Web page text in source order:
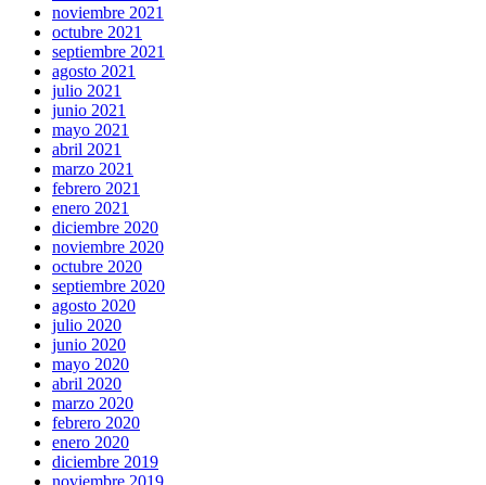
noviembre 2021
octubre 2021
septiembre 2021
agosto 2021
julio 2021
junio 2021
mayo 2021
abril 2021
marzo 2021
febrero 2021
enero 2021
diciembre 2020
noviembre 2020
octubre 2020
septiembre 2020
agosto 2020
julio 2020
junio 2020
mayo 2020
abril 2020
marzo 2020
febrero 2020
enero 2020
diciembre 2019
noviembre 2019